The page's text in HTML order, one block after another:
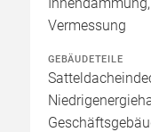
Vermessung
GEBÄUDETEILE